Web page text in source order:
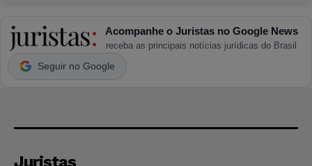
Acompanhe o Juristas no Google News
receba as principais notícias jurídicas do Brasil
Seguir no Google
Juristas